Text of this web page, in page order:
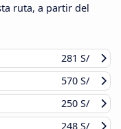
ruta, a partir del
281 S/
570 S/
250 S/
248 S/